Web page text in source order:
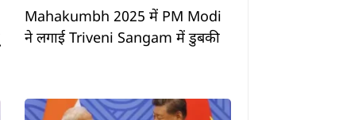
Mahakumbh 2025 में PM Modi
ने लगाई Triveni Sangam में डुबकी